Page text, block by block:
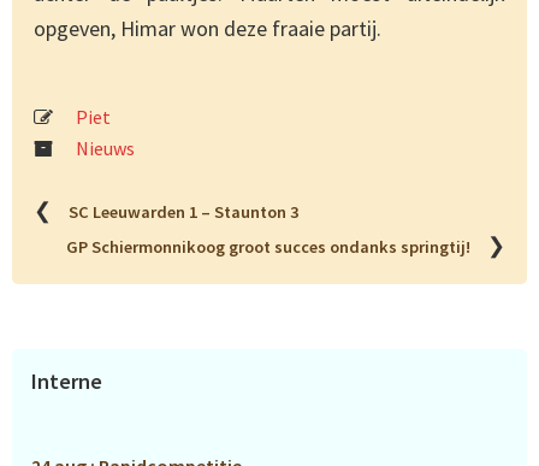
opgeven, Himar won deze fraaie partij.
Piet
Nieuws
❮
SC Leeuwarden 1 – Staunton 3
GP Schiermonnikoog groot succes ondanks springtij!
❯
Primaire
Interne